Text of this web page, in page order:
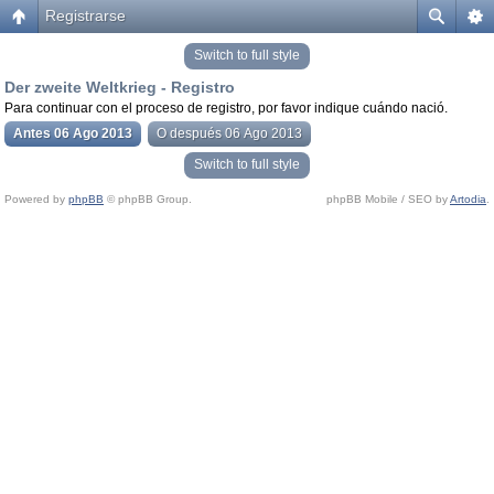
Registrarse
Switch to full style
Der zweite Weltkrieg - Registro
Para continuar con el proceso de registro, por favor indique cuándo nació.
Antes 06 Ago 2013
O después 06 Ago 2013
Switch to full style
Powered by phpBB © phpBB Group. phpBB Mobile / SEO byArtodia